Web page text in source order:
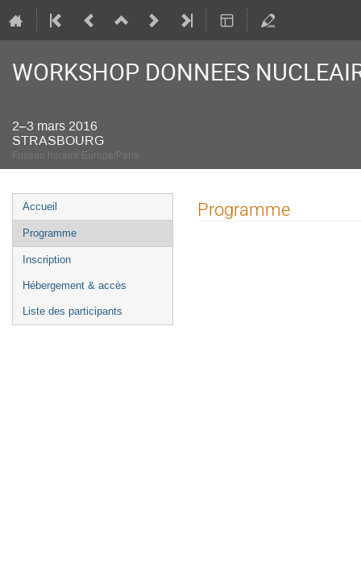
WORKSHOP DONNEES
2–3 mars 2016
STRASBOURG
Fuseau horaire Europe/Paris
Menu
de
l'événement
Accueil
Programme
Inscription
Hébergement & accès
Liste des participants
Programme